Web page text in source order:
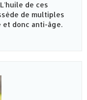
de ces
de multiples
donc anti-âge.